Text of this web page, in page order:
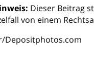
Dieser Beitrag
von einem
Depositphotos.com